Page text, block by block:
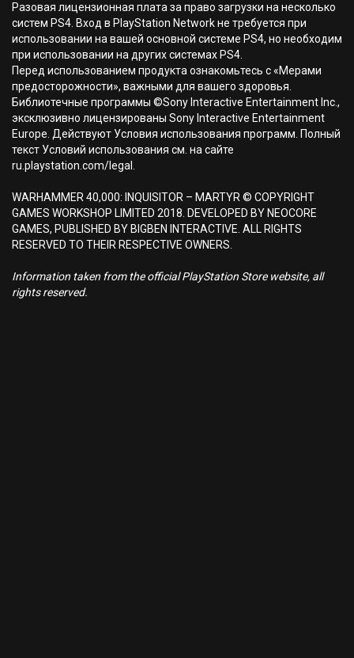
Разовая лицензионная плата за право загрузки на несколько
систем PS4. Вход в PlayStation Network не требуется при
использовании на вашей основной системе PS4, но необходим
при использовании на других системах PS4.
Перед использованием продукта ознакомьтесь с «Мерами
предосторожности», важными для вашего здоровья.
Библиотечные программы ©Sony Interactive Entertainment Inc.,
эксклюзивно лицензированы Sony Interactive Entertainment
Europe. Действуют Условия использования программ. Полный
текст Условий использования см. на сайте
ru.playstation.com/legal.
WARHAMMER 40,000: INQUISITOR – MARTYR © COPYRIGHT
GAMES WORKSHOP LIMITED 2018. DEVELOPED BY NEOCORE
GAMES, PUBLISHED BY BIGBEN INTERACTIVE. ALL RIGHTS
RESERVED TO THEIR RESPECTIVE OWNERS.
Information taken from the official PlayStation Store website, all
rights reserved.